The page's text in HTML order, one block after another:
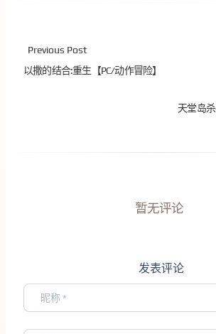
Previous Post
以撒的结合:重生【PC/动作冒险】
天堂岛杀
暂无评论
发表评论